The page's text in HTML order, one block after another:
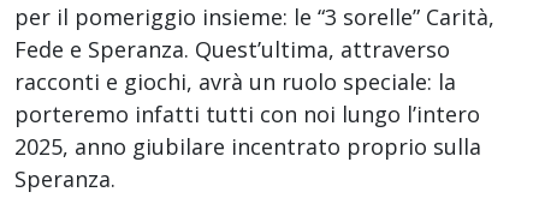
per il pomeriggio insieme: le “3 sorelle” Carità,
Fede e Speranza. Quest’ultima, attraverso
racconti e giochi, avrà un ruolo speciale: la
porteremo infatti tutti con noi lungo l’intero
2025, anno giubilare incentrato proprio sulla
Speranza.